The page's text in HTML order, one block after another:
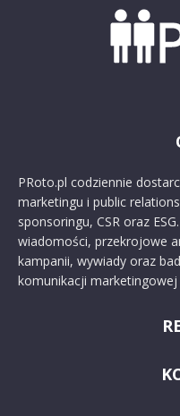
PRoto.pl codziennie
marketingu i public
sponsoringu, CSR oraz
wiadomości, przekrojowe
kampanii, wywiady oraz
komunikacji